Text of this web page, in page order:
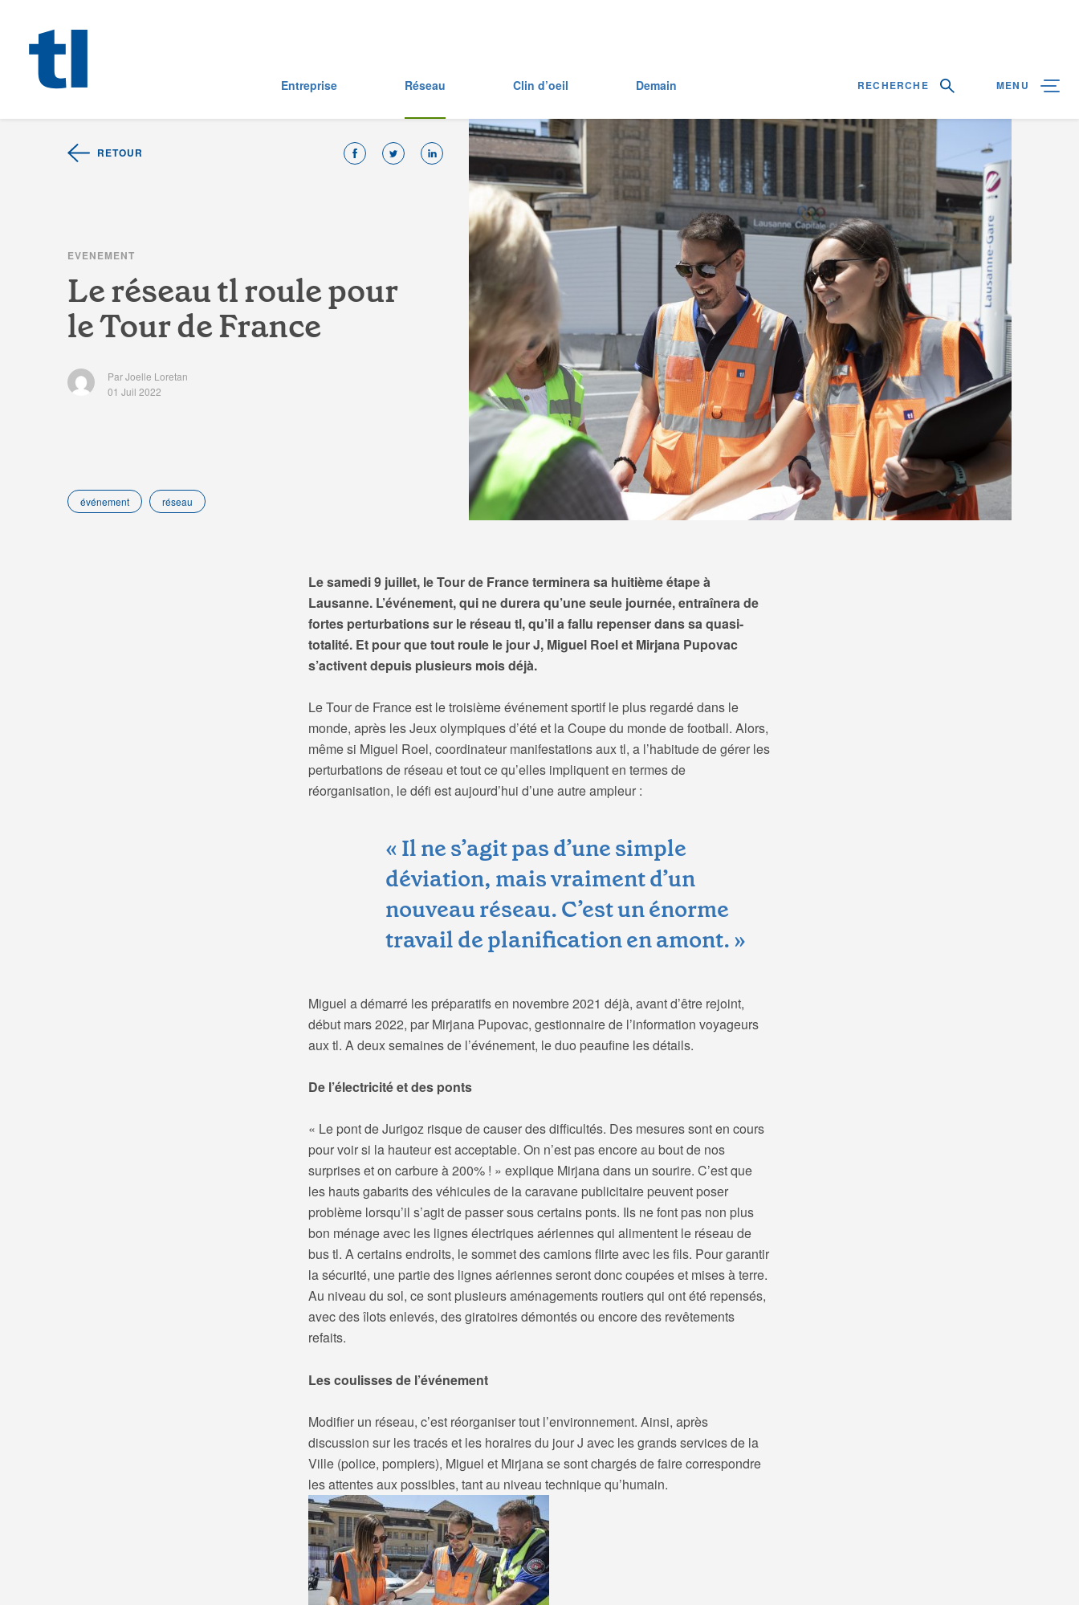
Entreprise Réseau Clin d’oeil Demain RECHERCHE MENU
RETOUR
EVENEMENT
Leréseautlroulepour
leTourdeFrance
Par Joelle Loretan
01 Juil 2022
événement réseau
Le samedi 9 juillet, le Tour de France terminera sa huitième étape à
Lausanne. L’événement, qui ne durera qu’une seule journée, entraînera de
fortes perturbations sur le réseau tl, qu’il a fallu repenser dans sa quasi-
totalité. Et pour que tout roule le jour J, Miguel Roel et Mirjana Pupovac
s’activent depuis plusieurs mois déjà.
Le Tour de France est le troisième événement sportif le plus regardé dans le
monde, après les Jeux olympiques d’été et la Coupe du monde de football. Alors,
même si Miguel Roel, coordinateur manifestations aux tl, a l’habitude de gérer les
perturbations de réseau et tout ce qu’elles impliquent en termes de
réorganisation, le défi est aujourd’hui d’une autre ampleur :
« Il ne s’agit pas d’une simple
déviation, mais vraiment d’un
nouveau réseau. C’est un énorme
travail de planification en amont. »
Miguel a démarré les préparatifs en novembre 2021 déjà, avant d’être rejoint,
début mars 2022, par Mirjana Pupovac, gestionnaire de l’information voyageurs
aux tl. A deux semaines de l’événement, le duo peaufine les détails.
De l’électricité et des ponts
« Le pont de Jurigoz risque de causer des difficultés. Des mesures sont en cours
pour voir si la hauteur est acceptable. On n’est pas encore au bout de nos
surprises et on carbure à 200% ! » explique Mirjana dans un sourire. C’est que
les hauts gabarits des véhicules de la caravane publicitaire peuvent poser
problème lorsqu’il s’agit de passer sous certains ponts. Ils ne font pas non plus
bon ménage avec les lignes électriques aériennes qui alimentent le réseau de
bus tl. A certains endroits, le sommet des camions flirte avec les fils. Pour garantir
la sécurité, une partie des lignes aériennes seront donc coupées et mises à terre.
Au niveau du sol, ce sont plusieurs aménagements routiers qui ont été repensés,
avec des îlots enlevés, des giratoires démontés ou encore des revêtements
refaits.
Les coulisses de l’événement
Modifier un réseau, c’est réorganiser tout l’environnement. Ainsi, après
discussion sur les tracés et les horaires du jour J avec les grands services de la
Ville (police, pompiers), Miguel et Mirjana se sont chargés de faire correspondre
les attentes aux possibles, tant au niveau technique qu’humain.